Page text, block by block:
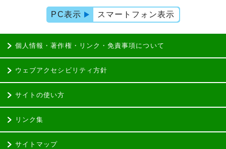
PC表示 スマートフォン表示
個人情報・著作権・リンク・免責事項について
ウェブアクセシビリティ方針
サイトの使い方
リンク集
サイトマップ